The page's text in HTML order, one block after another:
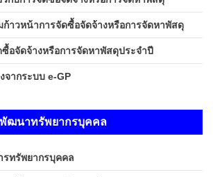
ก้าวหน้าการจัดซื้อจัดจ้างหรือการจัดหาพัสดุ
อจัดจ้างหรือการจัดหาพัสดุประจำปี
ากระบบ e-GP
ฒนาทรัพยากรบุคคล
รทรัพยากรบุคคล